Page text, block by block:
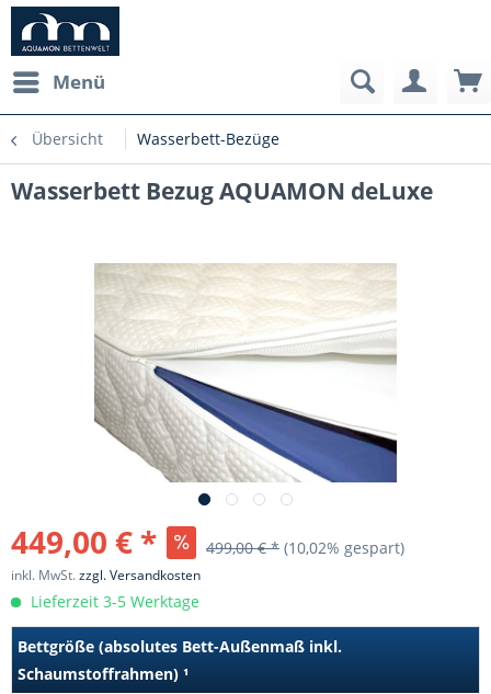
Menü
Übersicht Wasserbett-Bezüge
Wasserbett Bezug AQUAMON deLuxe
449,00 € * 499,00 € * (10,02% gespart)
inkl. MwSt.zzgl. Versandkosten
Lieferzeit 3-5 Werktage
Bettgröße (absolutes Bett-Außenmaß inkl.
Schaumstoffrahmen) ¹